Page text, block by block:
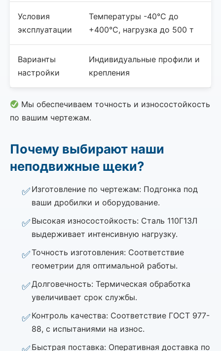
Условия
эксплуатации
Температуры -40°C до
+400°C, нагрузка до 500 т
Варианты
настройки
Индивидуальные профили и
крепления
Мы обеспечиваем точность и износостойкость
по вашим чертежам.
Почему выбирают наши
неподвижные щеки?
Изготовление по чертежам: Подгонка под
ваши дробилки и оборудование.
Высокая износостойкость: Сталь 110Г13Л
выдерживает интенсивную нагрузку.
Точность изготовления: Соответствие
геометрии для оптимальной работы.
Долговечность: Термическая обработка
увеличивает срок службы.
Контроль качества: Соответствие ГОСТ 977-
88, с испытаниями на износ.
Быстрая поставка: Оперативная доставка по